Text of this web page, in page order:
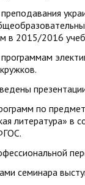
в 2015/2016
по
литература» в
семинара